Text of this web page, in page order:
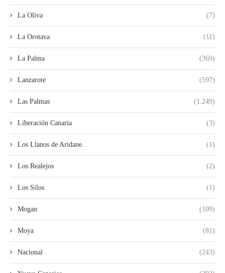
La Oliva (7)
La Orotava (11)
La Palma (369)
Lanzarote (597)
Las Palmas (1.249)
Liberación Canaria (3)
Los Llanos de Aridane. (1)
Los Realejos (2)
Los Silos (1)
Mogan (109)
Moya (81)
Nacional (243)